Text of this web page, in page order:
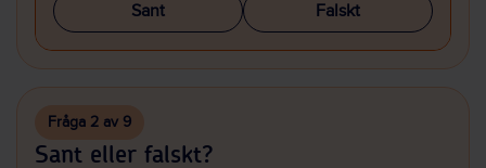
Sant Falskt
Fråga 2 av 9
Sant eller falskt?